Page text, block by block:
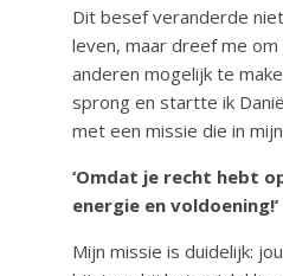
Dit besef veranderde
leven, maar dreef me
anderen mogelijk te
sprong en startte ik
met een missie die in
‘Omdat je recht hebt
energie en voldoening!’
Mijn missie is duidelijk: